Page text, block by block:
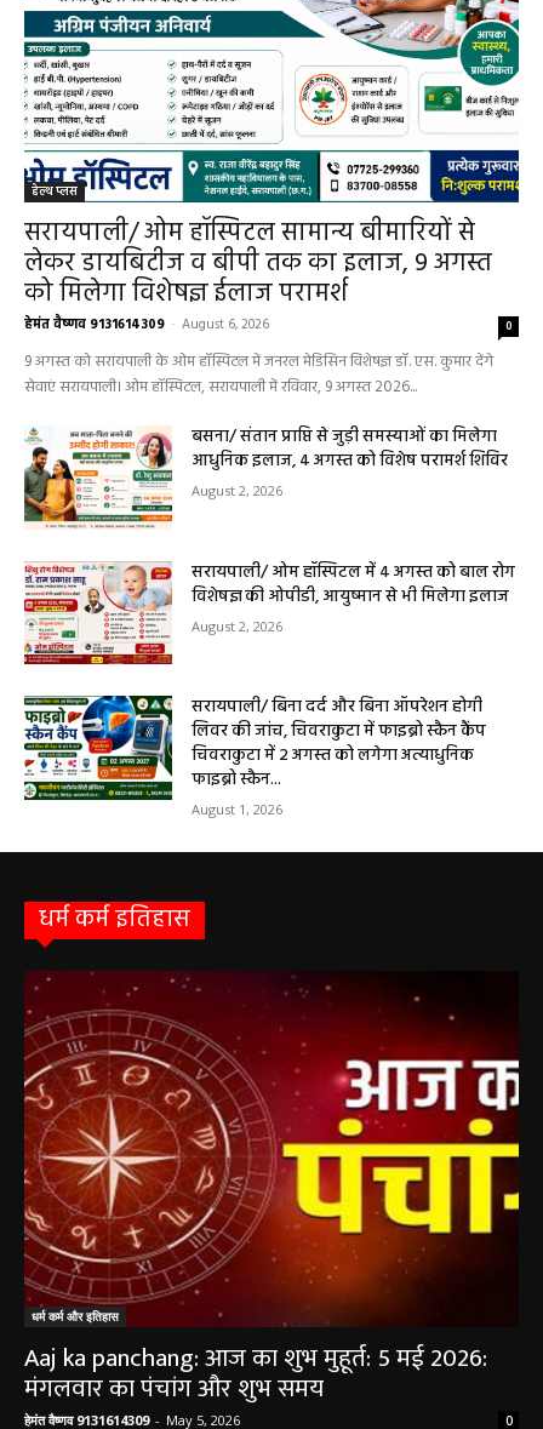
हेल्थ प्लस
सरायपाली/ ओम हॉस्पिटल सामान्य बीमारियों से
लेकर डायबिटीज व बीपी तक का इलाज, 9 अगस्त
को मिलेगा विशेषज्ञ ईलाज परामर्श
हेमंत वैष्णव 9131614309 - August 6, 2026 0
9 अगस्त को सरायपाली के ओम हॉस्पिटल में जनरल मेडिसिन विशेषज्ञ डॉ. एस. कुमार देंगे
सेवाएं सरायपाली। ओम हॉस्पिटल, सरायपाली में रविवार, 9 अगस्त 2026...
बसना/ संतान प्राप्ति से जुड़ी समस्याओं का मिलेगा
आधुनिक इलाज, 4 अगस्त को विशेष परामर्श शिविर
August 2, 2026
सरायपाली/ ओम हॉस्पिटल में 4 अगस्त को बाल रोग
विशेषज्ञ की ओपीडी, आयुष्मान से भी मिलेगा इलाज
August 2, 2026
सरायपाली/ बिना दर्द और बिना ऑपरेशन होगी
लिवर की जांच, चिवराकुटा में फाइब्रो स्कैन कैंप
चिवराकुटा में 2 अगस्त को लगेगा अत्याधुनिक
फाइब्रो स्कैन...
August 1, 2026
धर्म कर्म इतिहास
धर्म कर्म और इतिहास
Aaj ka panchang: आज का शुभ मुहूर्त: 5 मई 2026:
मंगलवार का पंचांग और शुभ समय
हेमंत वैष्णव 9131614309 - May 5, 2026 0